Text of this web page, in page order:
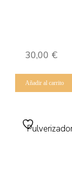
30,00 €
Añadir al carrito